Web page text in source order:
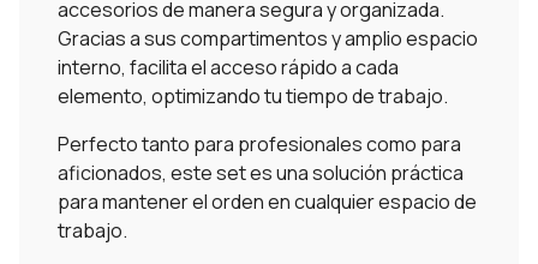
accesorios de manera segura y organizada.
Gracias a sus compartimentos y amplio espacio
interno, facilita el acceso rápido a cada
elemento, optimizando tu tiempo de trabajo.
Perfecto tanto para profesionales como para
aficionados, este set es una solución práctica
para mantener el orden en cualquier espacio de
trabajo.